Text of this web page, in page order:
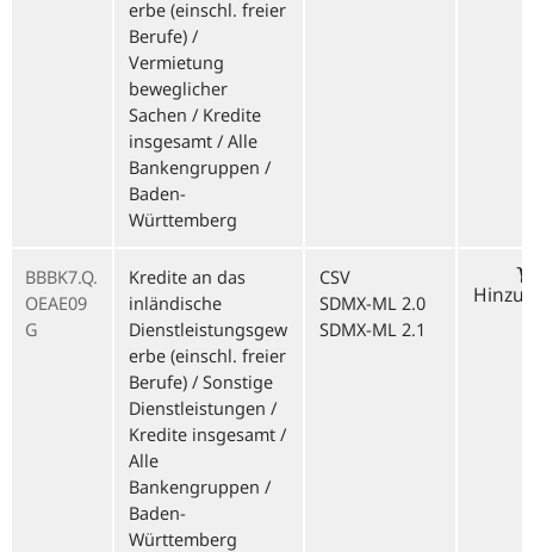
erbe (einschl. freier
Berufe) /
Vermietung
beweglicher
Sachen / Kredite
insgesamt / Alle
Bankengruppen /
Baden-
Württemberg
BBBK7.Q.
OEAE09
G
Kredite an das
inländische
Dienstleistungsgew
erbe (einschl. freier
Berufe) / Sonstige
Dienstleistungen /
Kredite insgesamt /
Alle
Bankengruppen /
Baden-
Württemberg
CSV
SDMX-ML 2.0
SDMX-ML 2.1